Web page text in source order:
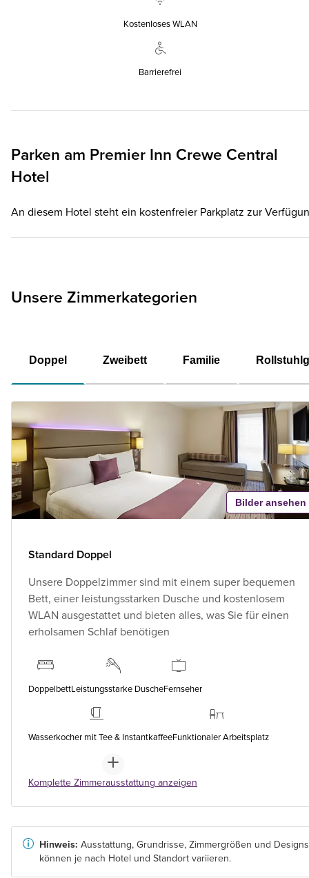
Kostenloses WLAN
Barrierefrei
Parken am Premier Inn Crewe Central
Hotel
An diesem Hotel steht ein kostenfreier Parkplatz zur
Unsere Zimmerkategorien
Doppel Zweibett Familie
Bilder ansehen
Standard Doppel
Unsere Doppelzimmer sind mit einem super bequemen
Bett, einer leistungsstarken Dusche und kostenlosem
WLAN ausgestattet und bieten alles, was Sie für einen
erholsamen Schlaf benötigen
DoppelbettLeistungsstarke DuscheFernseher
Wasserkocher mit Tee & InstantkaffeeFunktionaler Arbeitsplatz
Komplette Zimmerausstattung anzeigen
Hinweis: Ausstattung, Grundrisse, Zimmergrößen und Designs
können je nach Hotel und Standort variieren.